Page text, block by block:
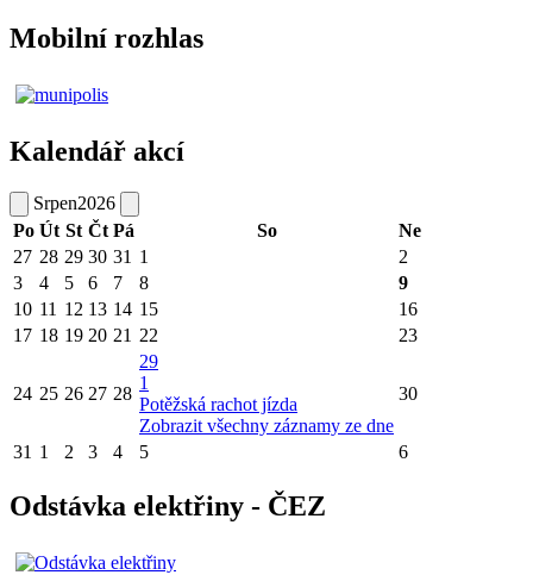
Mobilní rozhlas
Kalendář akcí
Srpen2026
Po Út St Čt Pá So
Ne
27 28 29 30 31 1
2
3
4 5 6 7 8
9
10 11 12 13 14 15
16
17 18 19 20 21 22 23
24 25 26 27 28
29
1
Potěžská rachot jízda
Zobrazit všechny záznamy ze dne
30
31 1 2 3 4 5 6
Odstávka elektřiny - ČEZ